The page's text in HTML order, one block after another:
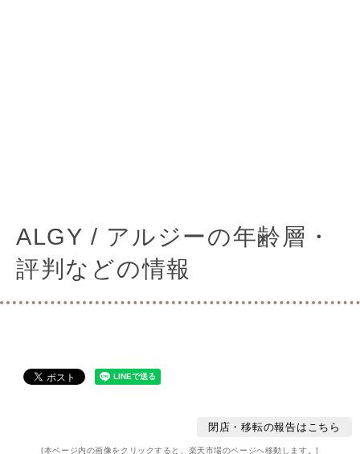
ALGY / アルジーの年齢層・
評判などの情報
閉店・移転の報告はこちら
[本ページ内の画像をクリックすると、楽天市場のページへ移動します。]